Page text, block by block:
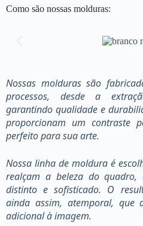
Como são nossas molduras:
Nossas molduras são
processos, desde a
garantindo qualidade e
proporcionam um contraste
perfeito para sua arte.
Nossa linha de moldura é
realçam a beleza do quadro,
distinto e sofisticado. O
ainda assim, atemporal, que
adicional à imagem.